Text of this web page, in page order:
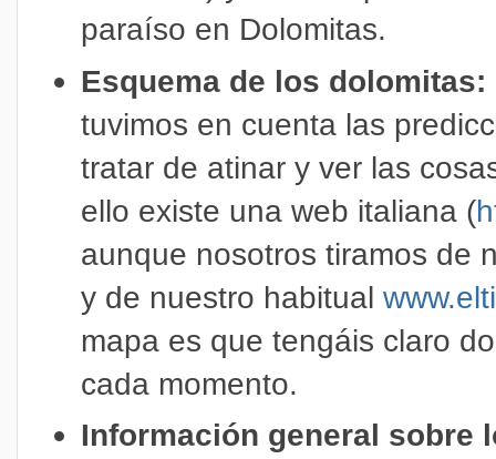
paraíso en Dolomitas.
Esquema de los dolomitas:
tuvimos en cuenta las
tratar de atinar y ver las
ello existe una web italiana (
aunque nosotros tiramos de
y de nuestro habitual
mapa es que tengáis claro
cada momento.
Información general sobre